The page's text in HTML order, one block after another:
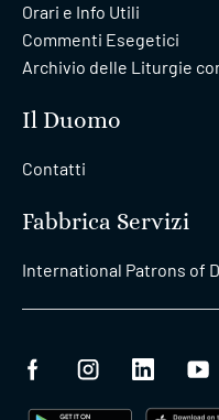
Orari e Info Utili
Commenti Esegetici
Archivio delle Liturgie
Il Duomo
Contatti
Fabbrica Servizi
International Patrons of